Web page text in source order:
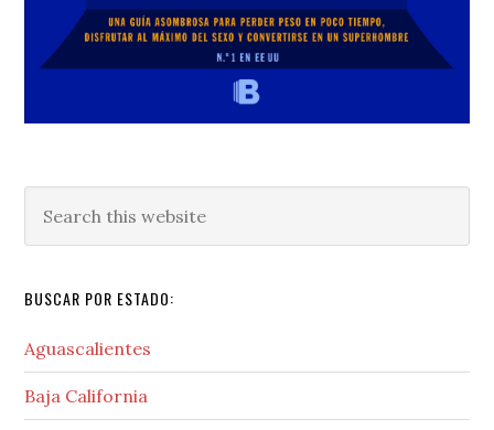
this
BUSCAR POR ESTADO:
Aguascalientes
Baja California